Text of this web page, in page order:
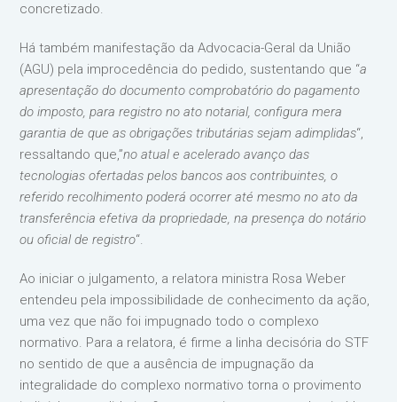
concretizado.
Há também manifestação da Advocacia-Geral da União
(AGU) pela improcedência do pedido, sustentando que “a
apresentação do documento comprobatório do pagamento
do imposto, para registro no ato notarial, configura mera
garantia de que as obrigações tributárias sejam adimplidas“,
ressaltando que,”no atual e acelerado avanço das
tecnologias ofertadas pelos bancos aos contribuintes, o
referido recolhimento poderá ocorrer até mesmo no ato da
transferência efetiva da propriedade, na presença do notário
ou oficial de registro“.
Ao iniciar o julgamento, a relatora ministra Rosa Weber
entendeu pela impossibilidade de conhecimento da ação,
uma vez que não foi impugnado todo o complexo
normativo. Para a relatora, é firme a linha decisória do STF
no sentido de que a ausência de impugnação da
integralidade do complexo normativo torna o provimento